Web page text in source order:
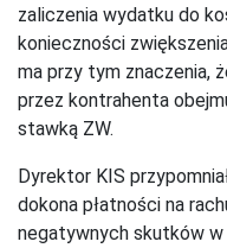
zaliczenia wydatku do
konieczności
ma przy tym znaczenia,
przez kontrahenta
stawką ZW.
Dyrektor KIS
dokona płatności na
negatywnych skutków w